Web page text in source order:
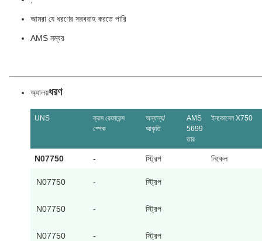
আমরা যে ধরণের সরবরাহ করতে পারি
AMS নম্বর
অ্যালয়ধরণ
UNS
ক্রস রেফারেন্স
স্পেক
অন্যান্য/
আকৃতি
AMS
5699
তার
ইনকোনেল X750
N07750 - স্ট্রিপ নিকেল
N07750 - স্ট্রিপ
N07750 - স্ট্রিপ
N07750 - স্ট্রিপ